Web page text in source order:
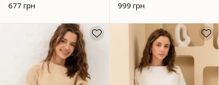
677 грн 999 грн